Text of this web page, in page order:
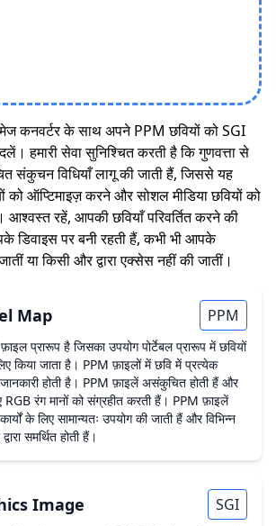
कनवर्टर के साथ अपने PPM छवियों को SGI
हमारी सेवा सुनिश्चित करती है कि गुणवत्ता से
संकुचन विधियाँ लागू की जाती हैं, जिससे यह
को ऑप्टिमाइज़ करने और सोशल मीडिया छवियों को
रहें, आपकी छवियाँ परिवर्तित करने की
डिवाइस पर बनी रहती हैं, कभी भी आपके
या किसी और द्वारा एक्सेस नहीं की जातीं।
Map PPM
प्रारूप है जिसका उपयोग पोर्टेबल प्रारूप में छवियों
किया जाता है। PPM फ़ाइलों में छवि में प्रत्येक
होती है। PPM फ़ाइलें असंकुचित होती हैं और
रंग मानों को संग्रहीत करती हैं। PPM फ़ाइलें
के लिए सामान्यतः उपयोग की जाती हैं और विभिन्न
समर्थित होती हैं।
Image SGI